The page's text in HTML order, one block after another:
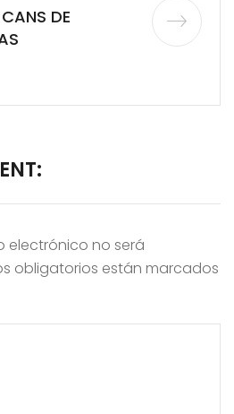
DE
electrónico no será
obligatorios están marcados